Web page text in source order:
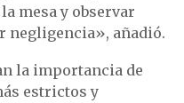
mesa y observar
negligencia», añadió.
la importancia de
estrictos y